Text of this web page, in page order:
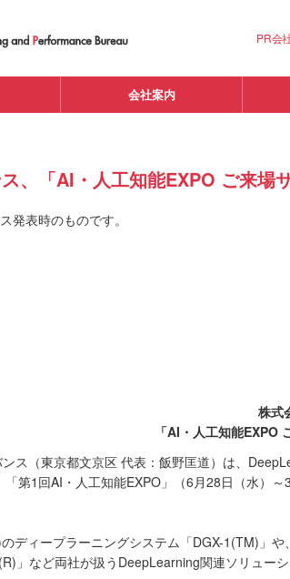
PR会
会社案内
、「AI・人工知能EXPO ご来場
発表時のものです。
株式
「AI・人工知能EXPO
ス（東京都文京区 代表：飯野匡道）は、
第1回AI・人工知能EXPO」（6月28日（水）
ディープラーニングシステム「DGX-1(TM)」
」など両社が扱うDeepLearning関連ソリュー